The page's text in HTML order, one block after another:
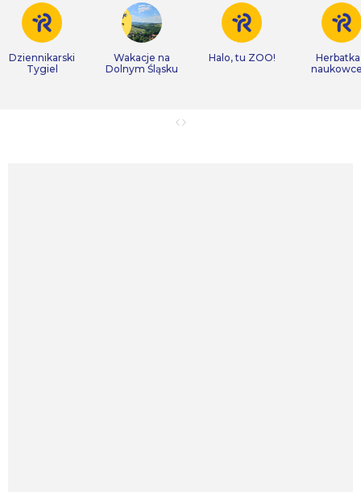
Dziennikarski
Tygiel
Wakacje na
Dolnym Śląsku
Halo, tu ZOO!